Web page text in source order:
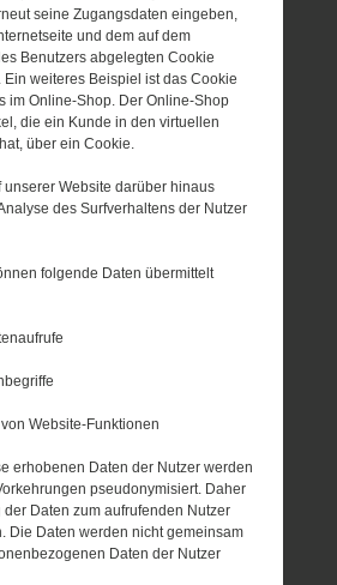
seine Zugangsdaten eingeben,
und dem auf dem
Benutzers abgelegten Cookie
weiteres Beispiel ist das Cookie
im Online-Shop. Der Online-Shop
die ein Kunde in den virtuellen
über ein Cookie.
unserer Website darüber hinaus
des Surfverhaltens der Nutzer
folgende Daten übermittelt
Website-Funktionen
erhobenen Daten der Nutzer werden
pseudonymisiert. Daher
Daten zum aufrufenden Nutzer
Die Daten werden nicht gemeinsam
Daten der Nutzer